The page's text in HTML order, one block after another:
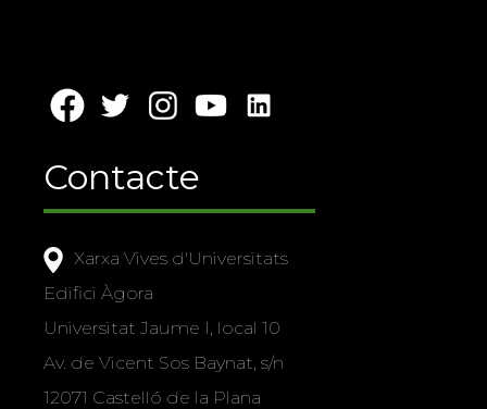
Contacte
Xarxa Vives d'Universitats
Edifici Àgora
Universitat Jaume I, local 10
Av. de Vicent Sos Baynat, s/n
12071 Castelló de la Plana